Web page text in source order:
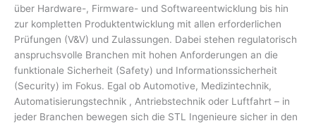
über Hardware-, Firmware- und Softwareentwicklung bis hin
zur kompletten Produktentwicklung mit allen erforderlichen
Prüfungen (V&V) und Zulassungen. Dabei stehen regulatorisch
anspruchsvolle Branchen mit hohen Anforderungen an die
funktionale Sicherheit (Safety) und Informationssicherheit
(Security) im Fokus. Egal ob Automotive, Medizintechnik,
Automatisierungstechnik , Antriebstechnik oder Luftfahrt – in
jeder Branchen bewegen sich die STL Ingenieure sicher in den